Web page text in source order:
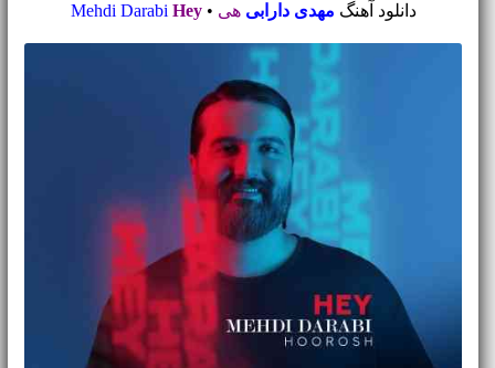
دانلود آهنگ مهدی دارابی هی •
Mehdi Darabi Hey